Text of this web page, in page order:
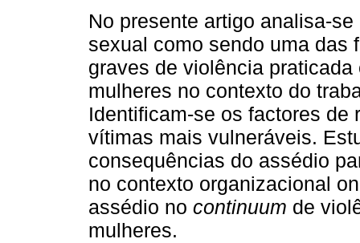
No presente artigo analisa-
sexual como sendo uma das
graves de violência praticada
mulheres no contexto do
Identificam-se os factores de
vítimas mais vulneráveis.
consequências do assédio
no contexto organizacional
assédio no continuum de
mulheres.